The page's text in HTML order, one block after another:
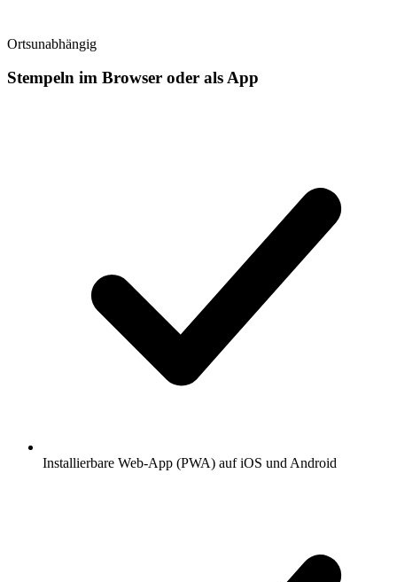
Ortsunabhängig
Stempeln im Browser oder als App
Installierbare Web-App (PWA) auf iOS und Android